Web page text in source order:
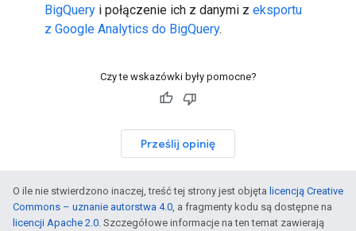
BigQuery i połączenie ich z danymi z eksportu
z Google Analytics do BigQuery.
Czy te wskazówki były pomocne?
Prześlij opinię
O ile nie stwierdzono inaczej, treść tej strony jest objęta licencją Creative
Commons – uznanie autorstwa 4.0, a fragmenty kodu są dostępne na
licencji Apache 2.0. Szczegółowe informacje na ten temat zawierają